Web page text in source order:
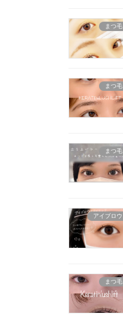
まつ毛
まつ毛
まつ毛
アイブロウ
まつ毛